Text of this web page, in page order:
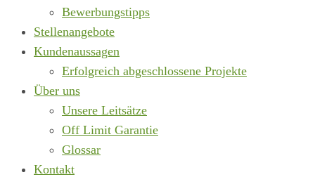
Bewerbungstipps
Stellenangebote
Kundenaussagen
Erfolgreich abgeschlossene Projekte
Über uns
Unsere Leitsätze
Off Limit Garantie
Glossar
Kontakt